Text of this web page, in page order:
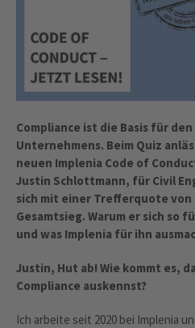
Compliance ist die Basis für
Unternehmens. Beim Quiz
neuen Implenia Code of
Justin Schlottmann, für Civil
sich mit einer Trefferquote von
Gesamtsieg. Warum er sich so
und was Implenia für ihn
Justin, Hut ab! Wie kommt es,
Compliance auskennst?
Ich arbeite seit 2020 bei Implenia